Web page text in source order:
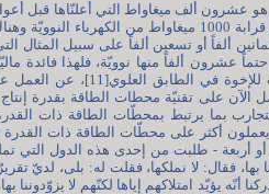
نستفيد الآن من قرابة 1000 ميغاواط من
ألفاً أو تسعين ألفاً على سبيل المثال
عشرون ألفاً منها نوويّة، فلهذا فائدة
دوّنت هنا، وقلت
الآن على تقنيّة محطات الطاقة بقدرة
بما يرتبط بمحطّات الطاقة ذات
يعملون أكثر على محطّات الطاقة ذات
أربعة - طلبت من إحدى هذه الدول التي
بها، فقال: لا نملكها، فقلت له: بلى، لديّ
أنّه يؤيّد امتلاكهم إياها لكنّهم لا